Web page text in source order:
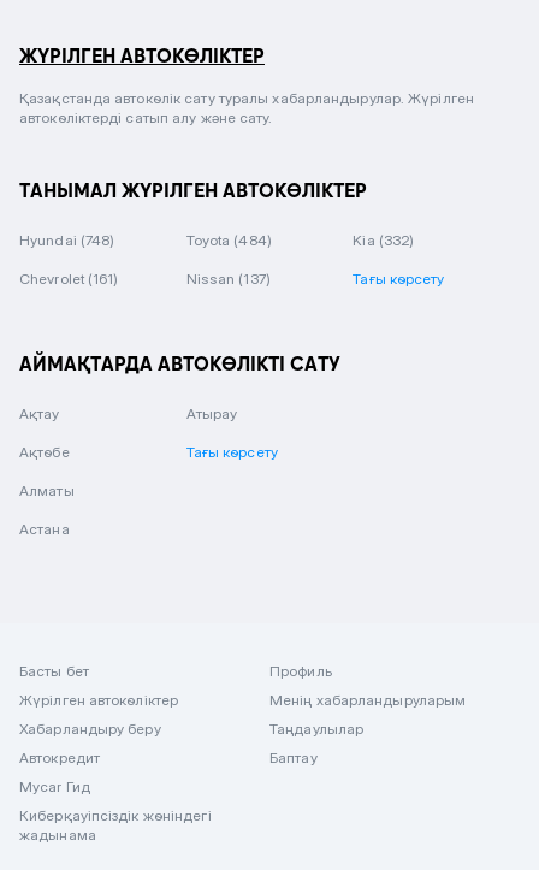
ЖҮРІЛГЕН АВТОКӨЛІКТЕР
Қазақстанда автокөлік сату туралы хабарландырулар. Жүрілген
автокөліктерді сатып алу және сату.
ТАНЫМАЛ ЖҮРІЛГЕН АВТОКӨЛІКТЕР
Hyundai (748) Toyota (484) Kia (332)
Chevrolet (161) Nissan (137) Тағы көрсету
АЙМАҚТАРДА АВТОКӨЛІКТІ САТУ
Ақтау
Ақтөбе
Алматы
Астана
Атырау
Тағы көрсету
Басты бет
Жүрілген автокөліктер
Хабарландыру беру
Автокредит
Mycar Гид
Киберқауіпсіздік жөніндегі
жадынама
Профиль
Менің хабарландыруларым
Таңдаулылар
Баптау